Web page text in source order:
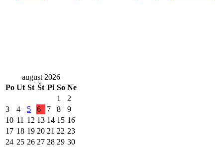
august 2026
Po Ut St Št Pi So Ne
1
2
3
4 5 6 7 8
9
10 11 12 13 14 15 16
17 18 19 20 21 22 23
24 25 26 27 28 29 30